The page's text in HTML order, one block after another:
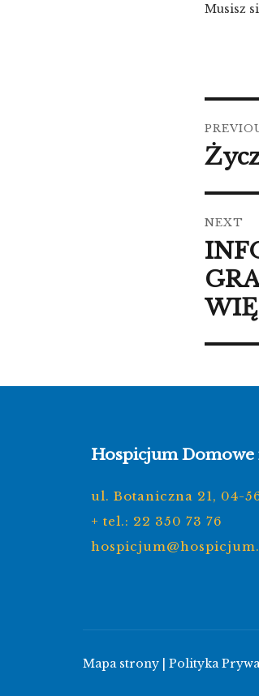
Musisz
wpisu
Previous
post:
NEXT
Next
post:
Hospicjum Domowe
ul. Botaniczna 21, 04-
+ tel.: 22 350 73 76
Mapa strony Polityka